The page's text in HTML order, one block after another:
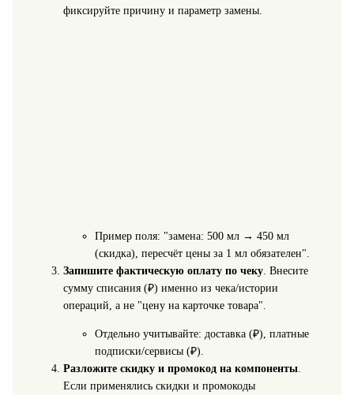
фиксируйте причину и параметр замены.
Пример поля: "замена: 500 мл → 450 мл
(скидка), пересчёт цены за 1 мл обязателен".
Запишите фактическую оплату по чеку. Внесите
сумму списания (₽) именно из чека/истории
операций, а не "цену на карточке товара".
Отдельно учитывайте: доставка (₽), платные
подписки/сервисы (₽).
Разложите скидку и промокод на компоненты.
Если применялись скидки и промокоды